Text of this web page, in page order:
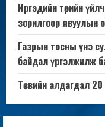
Иргэдийн төрийн
зорилгоор
Газрын тосны үнэ
байдал үргэлжилж
Төсвийн алдагдал 20